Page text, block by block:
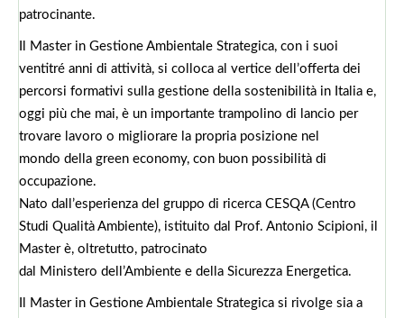
patrocinante.
Il Master in Gestione Ambientale Strategica, con i suoi
ventitré anni di attività, si colloca al vertice dell’offerta dei
percorsi formativi sulla gestione della sostenibilità in Italia e,
oggi più che mai, è un importante trampolino di lancio per
trovare lavoro o migliorare la propria posizione nel
mondo della green economy, con buon possibilità di
occupazione.
Nato dall’esperienza del gruppo di ricerca CESQA (Centro
Studi Qualità Ambiente), istituito dal Prof. Antonio Scipioni, il
Master è, oltretutto, patrocinato
dal Ministero dell’Ambiente e della Sicurezza Energetica.
Il Master in Gestione Ambientale Strategica si rivolge sia a